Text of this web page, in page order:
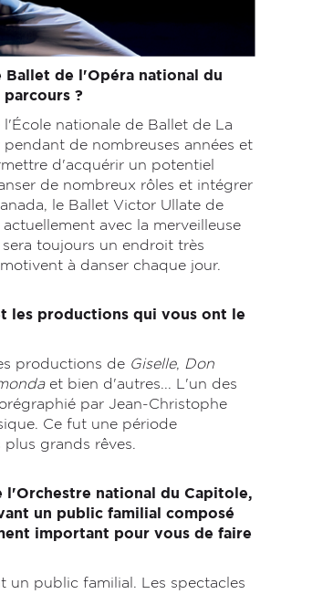
de l'Opéra national du
?
nationale de Ballet de La
de nombreuses années et
d'acquérir un potentiel
de nombreux rôles et intégrer
le Ballet Victor Ullate de
avec la merveilleuse
toujours un endroit très
à danser chaque jour.
les productions qui vous ont le
productions de Giselle, Don
et bien d'autres... L'un des
par Jean-Christophe
Ce fut une période
grands rêves.
l'Orchestre national du Capitole,
un public familial composé
important pour vous de faire
un public familial. Les spectacles